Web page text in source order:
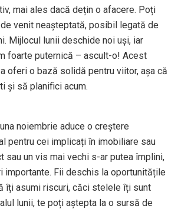
mai ales dacă dețin o afacere. Poți
venit neașteptată, posibil legată de
Mijlocul lunii deschide noi uși, iar
foarte puternică – ascult-o! Acest
oferi o bază solidă pentru viitor, așa că
și să planifici acum.
noiembrie aduce o creștere
pentru cei implicați în imobiliare sau
sau un vis mai vechi s-ar putea împlini,
importante. Fii deschis la oportunitățile
îți asumi riscuri, căci stelele îți sunt
lunii, te poți aștepta la o sursă de